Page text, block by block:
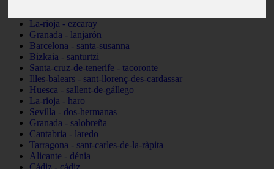
La-rioja - ezcaray
Granada - lanjarón
Barcelona - santa-susanna
Bizkaia - santurtzi
Santa-cruz-de-tenerife - tacoronte
Illes-balears - sant-llorenç-des-cardassar
Huesca - sallent-de-gállego
La-rioja - haro
Sevilla - dos-hermanas
Granada - salobreña
Cantabria - laredo
Tarragona - sant-carles-de-la-ràpita
Alicante - dénia
Cádiz - cádiz